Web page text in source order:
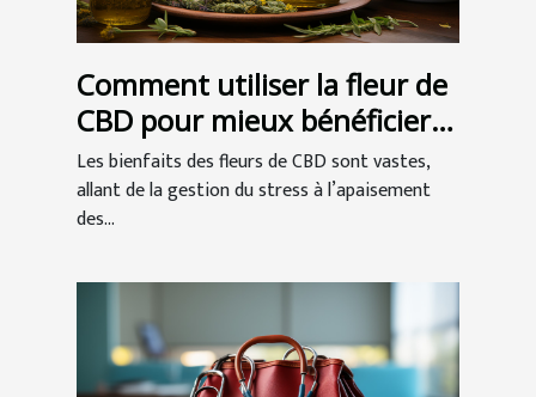
Comment utiliser la fleur de
CBD pour mieux bénéficier
de ses vertus ?
Les bienfaits des fleurs de CBD sont vastes,
allant de la gestion du stress à l’apaisement
des...